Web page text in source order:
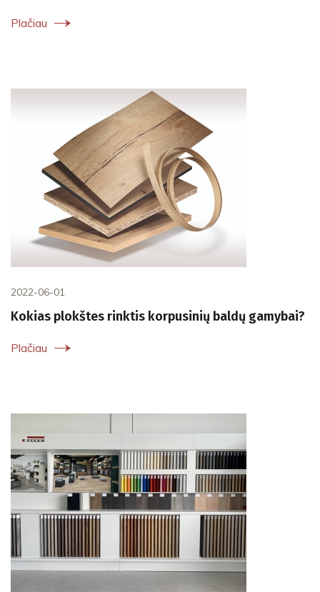
Plačiau
2022-06-01
Kokias plokštes rinktis korpusinių baldų gamybai?
Plačiau